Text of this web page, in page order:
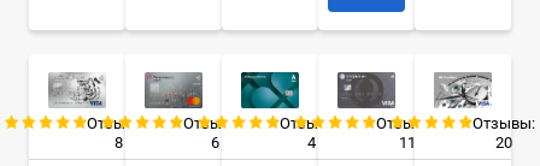
Отзывы:
8
Отзывы:
6
Отзывы:
4
Отзывы:
11
Отзывы:
20